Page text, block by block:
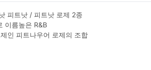
피트낫 / 피트낫 로제 2종
이름높은 R&B
인 피트나우어 로제의 조합